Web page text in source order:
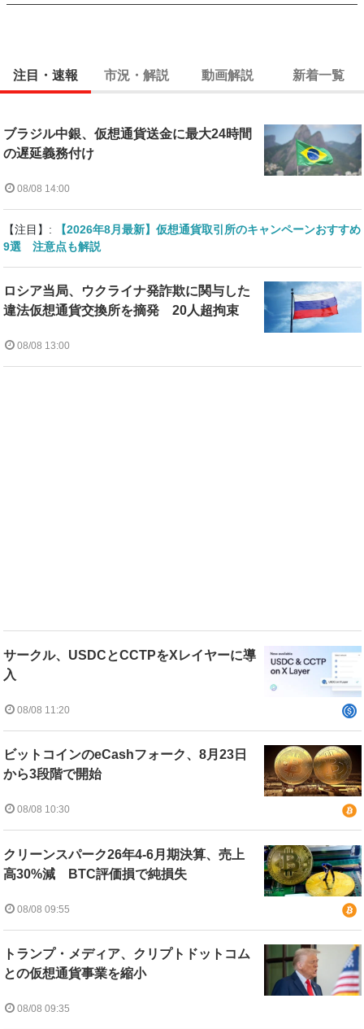
注目・速報 市況・解説 動画解説 新着一覧
ブラジル中銀、仮想通貨送金に最大24時間
の遅延義務付け
08/08 14:00
【注目】:
【2026年8月最新】仮想通貨取引所のキャンペーンおすすめ
9選 注意点も解説
ロシア当局、ウクライナ発詐欺に関与した
違法仮想通貨交換所を摘発 20人超拘束
08/08 13:00
サークル、USDCとCCTPをXレイヤーに導
入
08/08 11:20
ビットコインのeCashフォーク、8月23日
から3段階で開始
08/08 10:30
クリーンスパーク26年4-6月期決算、売上
高30%減 BTC評価損で純損失
08/08 09:55
トランプ・メディア、クリプトドットコム
との仮想通貨事業を縮小
08/08 09:35